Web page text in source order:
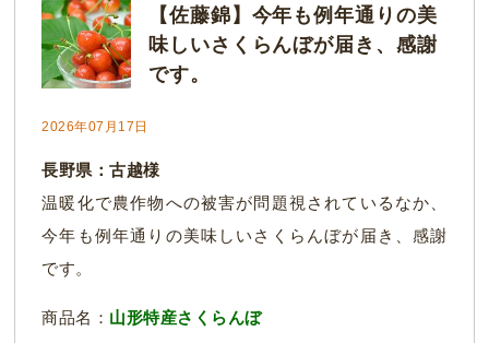
【佐藤錦】今年も例年通りの美
味しいさくらんぼが届き、感謝
です。
2026年07月17日
長野県：古越様
温暖化で農作物への被害が問題視されているなか、
今年も例年通りの美味しいさくらんぼが届き、感謝
です。
商品名： 山形特産さくらんぼ